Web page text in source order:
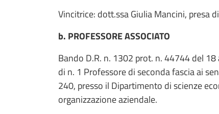
Vincitrice: dott.ssa Giulia Mancini, presa
b. PROFESSORE ASSOCIATO
Bando D.R. n. 1302 prot. n. 44744 del
di n. 1 Professore di seconda fascia ai
240, presso il Dipartimento di scienze
organizzazione aziendale.